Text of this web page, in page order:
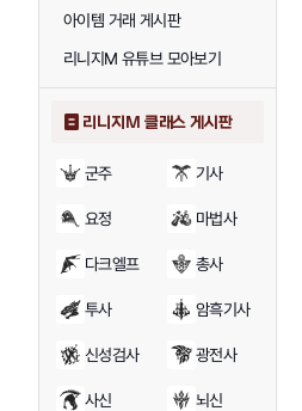
아이템 거래 게시판
리니지M 유튜브 모아보기
리니지M 클래스 게시판
군주 기사
요정 마법사
다크엘프 총사
투사 암흑기사
신성검사 광전사
사신 뇌신